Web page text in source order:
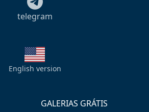
telegram
English version
GALERIAS GRÁTIS